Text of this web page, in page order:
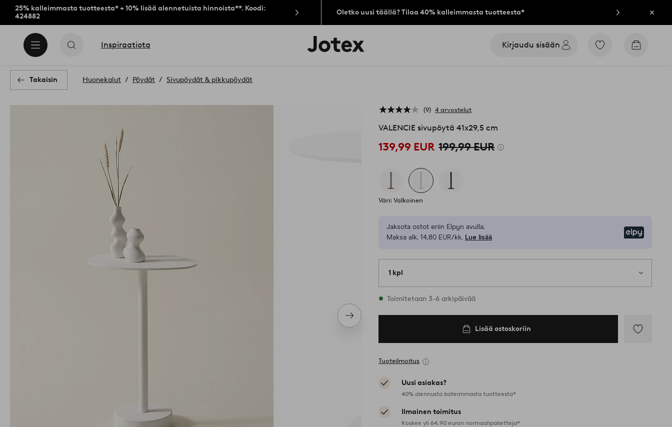
25% kalleimmasta tuotteesta* + 10% lisää alennetuista hinnoista**. Koodi:
424882
Oletko uusi täällä? Tilaa 40% kalleimmasta tuotteesta* Sulje
Inspiraatiota
Jotex-
logo
Kirjaudu sisään
Siirry
Siirry
Takaisin Huonekalut Pöydät Sivupöydät & pikkupöydät
Seuraava
tuote
9 4 arvostelut
VALENCIE sivupöytä 41x29,5 cm
139,99 EUR 199,99 EUR
Väri: Valkoinen
Jaksota ostot eriin Elpyn avulla.
Maksa alk. 14,80 EUR/kk. Lue lisää
1 kpl
Varastossa
Toimitetaan 3-6 arkipäivää
Lisää ostoskoriin
Tuoteilmoitus
Uusi asiakas?
40% alennusta kalleimmasta tuotteesta*
Ilmainen toimitus
Koskee yli 64,90 euron normaalipaketteja*